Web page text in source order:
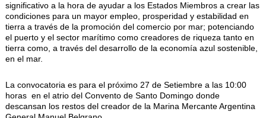
LIBRO DE VISITAS
significativo a la hora de ayudar a los Estados Miembros a crear las
condiciones para un mayor empleo, prosperidad y estabilidad en
tierra a través de la promoción del comercio por mar; potenciando
el puerto y el sector marítimo como creadores de riqueza tanto en
tierra como, a través del desarrollo de la economía azul sostenible,
en el mar.
La convocatoria es para el próximo 27 de Setiembre a las 10:00
horas en el atrio del Convento de Santo Domingo donde
descansan los restos del creador de la Marina Mercante Argentina